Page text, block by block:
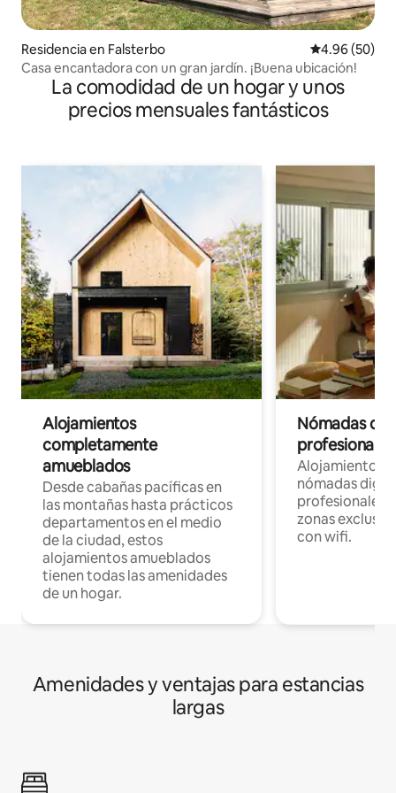
Residencia en Falsterbo Calificación
4.96 (50)
Casa encantadora con un gran jardín. ¡Buena ubicación!
La comodidad de un hogar y unos
precios mensuales fantásticos
Alojamientos
completamente
amueblados
Desde cabañas pacíficas en
las montañas hasta prácticos
departamentos en el medio
de la ciudad, estos
alojamientos amueblados
tienen todas las amenidades
de un hogar.
Nómadas
Alojamientos
nómadas
profesionales
zonas
con wifi.
Amenidades y ventajas para estancias
largas